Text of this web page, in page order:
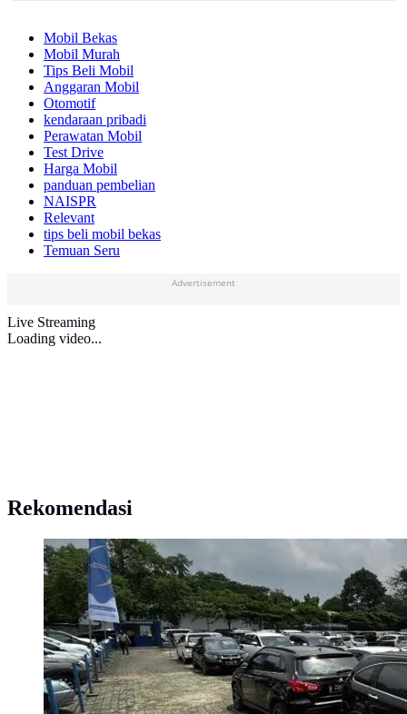
Mobil Bekas
Mobil Murah
Tips Beli Mobil
Anggaran Mobil
Otomotif
kendaraan pribadi
Perawatan Mobil
Test Drive
Harga Mobil
panduan pembelian
NAISPR
Relevant
tips beli mobil bekas
Temuan Seru
Advertisement
Live Streaming
Loading video...
Rekomendasi